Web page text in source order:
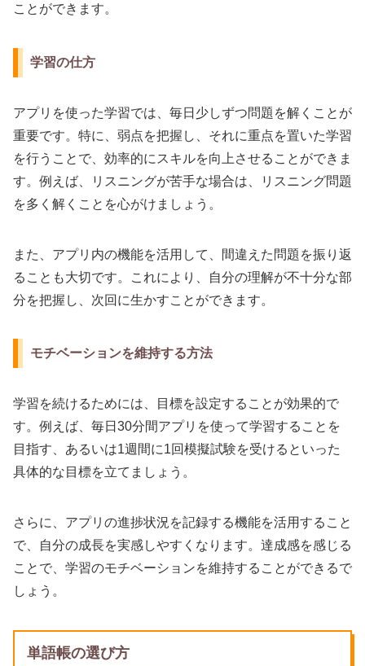
ことができます。
学習の仕方
アプリを使った学習では、毎日少しずつ問題を解くことが
重要です。特に、弱点を把握し、それに重点を置いた学習
を行うことで、効率的にスキルを向上させることができま
す。例えば、リスニングが苦手な場合は、リスニング問題
を多く解くことを心がけましょう。
また、アプリ内の機能を活用して、間違えた問題を振り返
ることも大切です。これにより、自分の理解が不十分な部
分を把握し、次回に生かすことができます。
モチベーションを維持する方法
学習を続けるためには、目標を設定することが効果的で
す。例えば、毎日30分間アプリを使って学習することを
目指す、あるいは1週間に1回模擬試験を受けるといった
具体的な目標を立てましょう。
さらに、アプリの進捗状況を記録する機能を活用すること
で、自分の成長を実感しやすくなります。達成感を感じる
ことで、学習のモチベーションを維持することができるで
しょう。
単語帳の選び方